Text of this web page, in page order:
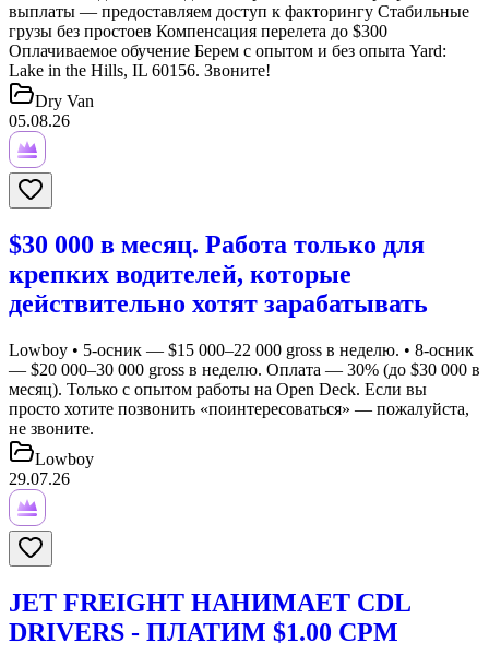
выплаты — предоставляем доступ к факторингу Стабильные
грузы без простоев Компенсация перелета до $300
Оплачиваемое обучение Берем с опытом и без опыта Yard:
Lake in the Hills, IL 60156. Звоните!
Dry Van
05.08.26
$30 000 в месяц. Работа только для
крепких водителей, которые
действительно хотят зарабатывать
Lowboy • 5-осник — $15 000–22 000 gross в неделю. • 8-осник
— $20 000–30 000 gross в неделю. Оплата — 30% (до $30 000 в
месяц). Только с опытом работы на Open Deck. Если вы
просто хотите позвонить «поинтересоваться» — пожалуйста,
не звоните.
Lowboy
29.07.26
JET FREIGHT НАНИМАЕТ CDL
DRIVERS - ПЛАТИМ $1.00 CPM